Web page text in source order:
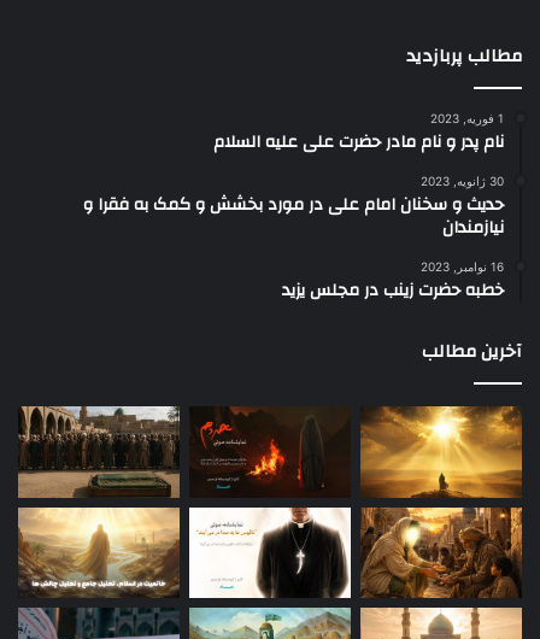
مطالب پربازدید
1 فوریه, 2023
نام پدر و نام مادر حضرت علی علیه السلام
30 ژانویه, 2023
حدیث و سخنان امام علی در مورد بخشش و کمک به فقرا و
نیازمندان
16 نوامبر, 2023
خطبه حضرت زینب در مجلس یزید
آخرین مطالب